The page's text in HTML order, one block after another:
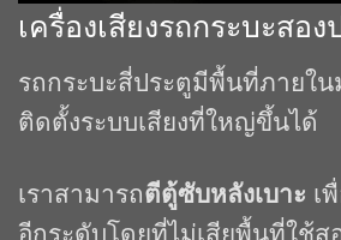
เครื่องเสียงรถกระบะสอง
รถกระบะสี่ประตูมีพื้นที่ภายใ
ติดตั้งระบบเสียงที่ใหญ่ขึ้นได้
เราสามารถตีตู้ซับหลังเบาะ เ
อีกระดับโดยที่ไม่เสียพื้นที่ใช้ส